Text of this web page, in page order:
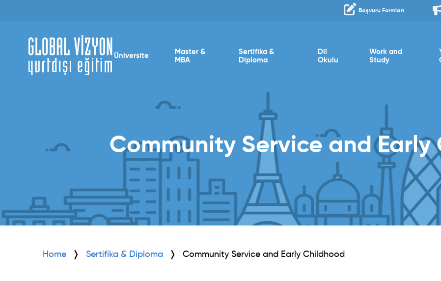
Başvuru Formları
Üniversite
Master &
MBA
Sertifika &
Diploma
Dil
Okulu
Work and
Study
Community Service and
Home Sertifika & Diploma Community Service and Early Childhood